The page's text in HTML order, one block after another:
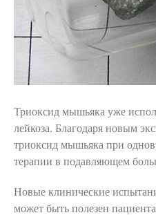
Триоксид мышьяка уже
лейкоза. Благодаря новым
триоксид мышьяка при
терапии в подавляющем
Новые клинические
может быть полезен